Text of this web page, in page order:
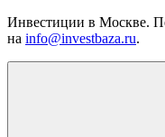
Инвестиции в Москве.
на info@investbaza.ru.